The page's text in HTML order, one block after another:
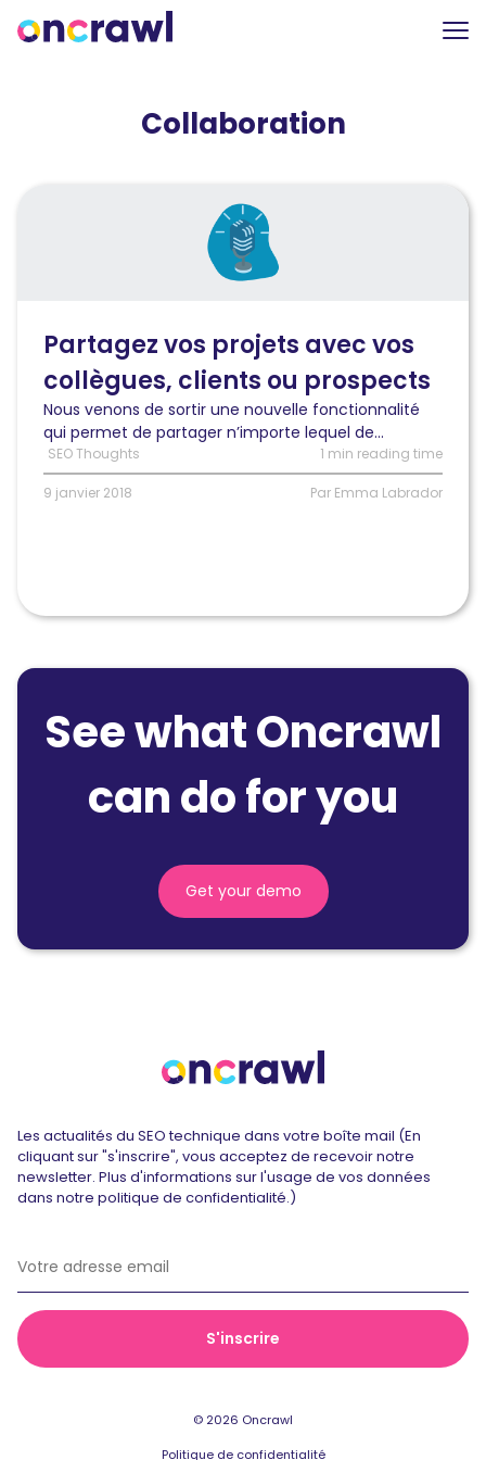
Collaboration
collègues,
clients
prospects
Partagez vos projets avec vos
collègues, clients ou prospects
Nous venons de sortir une nouvelle fonctionnalité
qui permet de partager n’importe lequel de...
SEO Thoughts 1 min reading time
9 janvier 2018 Par Emma Labrador
See what Oncrawl
can do for you
Get your demo
Les actualités du SEO technique dans votre boîte mail (En
cliquant sur "s'inscrire", vous acceptez de recevoir notre
newsletter. Plus d'informations sur l'usage de vos données
dans notre politique de confidentialité.)
© 2026 Oncrawl
Politique de confidentialité